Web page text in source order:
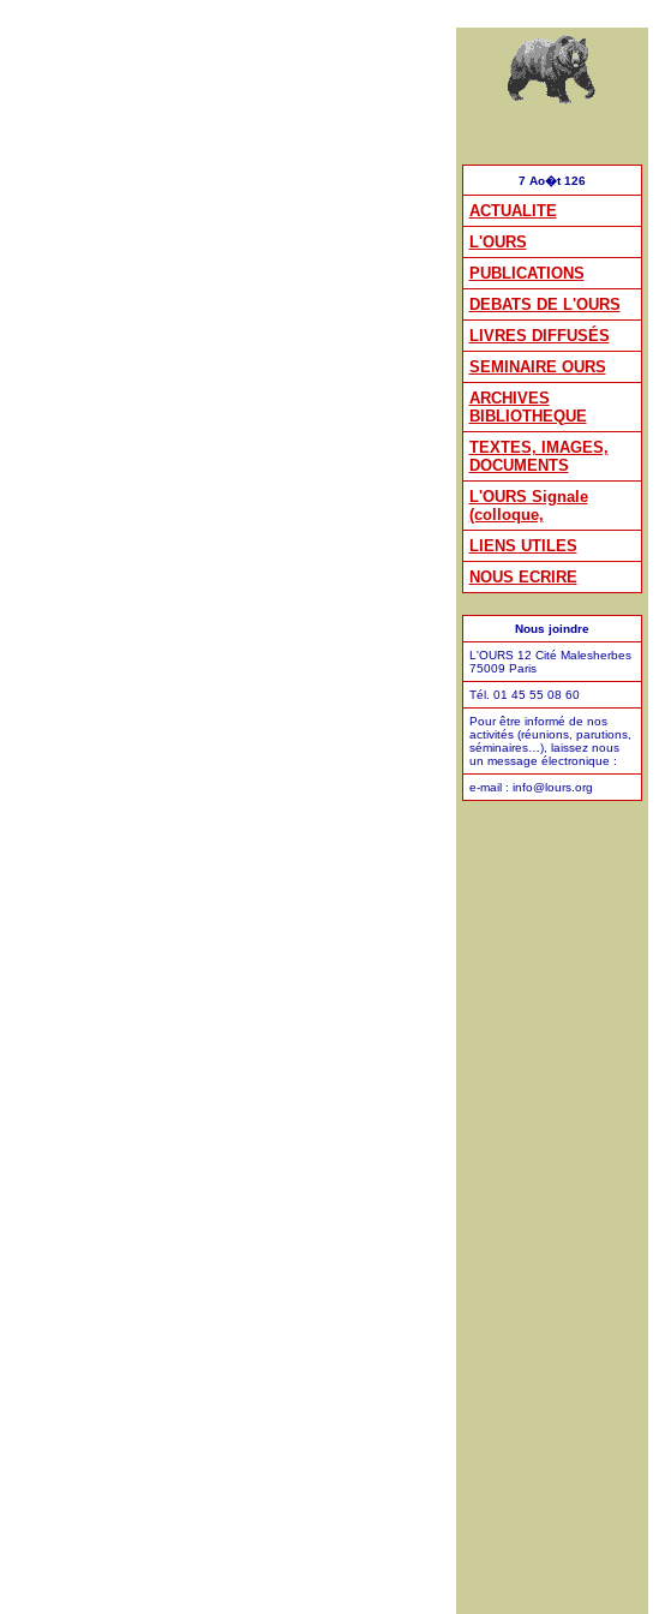
7 Ao�t 126
ACTUALITE
L'OURS
PUBLICATIONS
DEBATS DE L'OURS
LIVRES DIFFUSÉS
SEMINAIRE OURS
ARCHIVES
BIBLIOTHEQUE
TEXTES, IMAGES,
DOCUMENTS
L'OURS Signale
(colloque,
LIENS UTILES
NOUS ECRIRE
Nous joindre
L'OURS 12 Cité Malesherbes
75009 Paris
Tél. 01 45 55 08 60
Pour être informé de nos
activités (réunions, parutions,
séminaires…), laissez nous
un message électronique :
e-mail : info@lours.org